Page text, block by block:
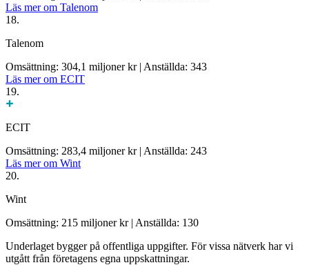
Läs mer om Talenom
18.
Talenom
Omsättning: 304,1 miljoner kr | Anställda: 343
Läs mer om ECIT
19.
ECIT
Omsättning: 283,4 miljoner kr | Anställda: 243
Läs mer om Wint
20.
Wint
Omsättning: 215 miljoner kr | Anställda: 130
Underlaget bygger på offentliga uppgifter. För vissa nätverk har vi
utgått från företagens egna uppskattningar.